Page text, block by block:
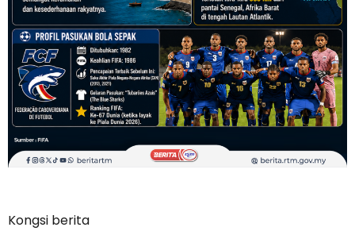
Kongsi berita